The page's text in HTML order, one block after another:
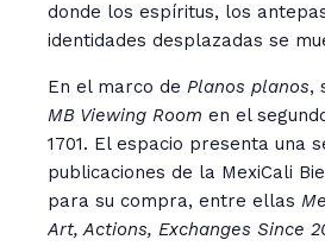
donde los espíritus, los
identidades desplazadas se
En el marco de Planos planos,
MB Viewing Room en el
1701. El espacio presenta una
publicaciones de la MexiCali
para su compra, entre ellas
Art, Actions, Exchanges Since